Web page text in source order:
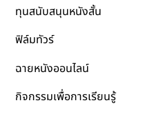
ทุนสนับสนุนหนังสั้น
ฟิล์มทัวร์
ฉายหนังออนไลน์
กิจกรรมเพื่อการเรียนรู้